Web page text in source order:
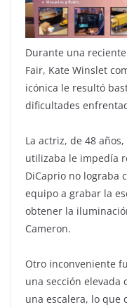
Durante una
Fair, Kate Winslet
icónica le resultó
dificultades
La actriz, de 48
utilizaba le impedía
DiCaprio no lograba
equipo a grabar la
obtener la
Cameron.
Otro inconveniente
una sección elevada
una escalera, lo que